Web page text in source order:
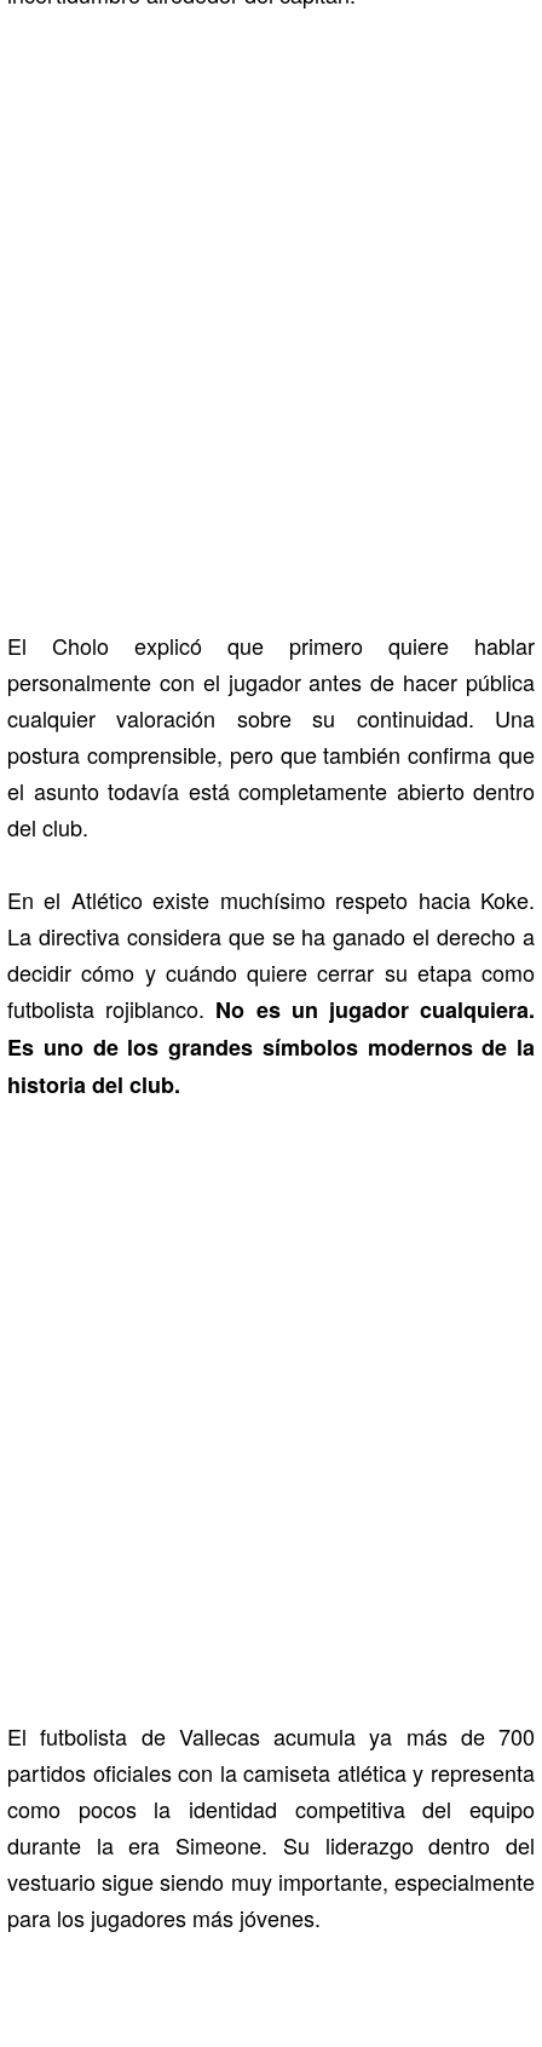
El Cholo explicó que primero quiere hablar
personalmente con el jugador antes de hacer pública
cualquier valoración sobre su continuidad. Una
postura comprensible, pero que también confirma que
el asunto todavía está completamente abierto dentro
del club.
En el Atlético existe muchísimo respeto hacia Koke.
La directiva considera que se ha ganado el derecho a
decidir cómo y cuándo quiere cerrar su etapa como
futbolista rojiblanco. No es un jugador cualquiera.
Es uno de los grandes símbolos modernos de la
historia del club.
El futbolista de Vallecas acumula ya más de 700
partidos oficiales con la camiseta atlética y representa
como pocos la identidad competitiva del equipo
durante la era Simeone. Su liderazgo dentro del
vestuario sigue siendo muy importante, especialmente
para los jugadores más jóvenes.